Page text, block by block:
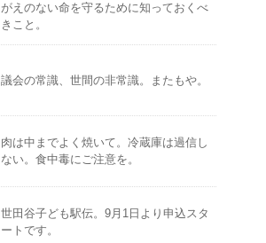
がえのない命を守るために知っておくべ
きこと。
議会の常識、世間の非常識。またもや。
肉は中までよく焼いて。冷蔵庫は過信し
ない。食中毒にご注意を。
世田谷子ども駅伝。9月1日より申込スタ
ートです。